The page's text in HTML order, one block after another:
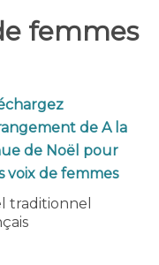
femmes
de A la
de Noël pour
voix de femmes
traditionnel